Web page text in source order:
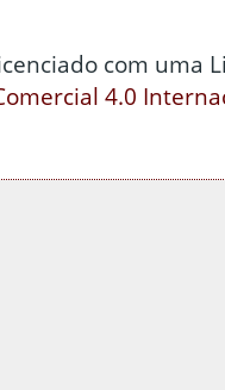
com uma
4.0